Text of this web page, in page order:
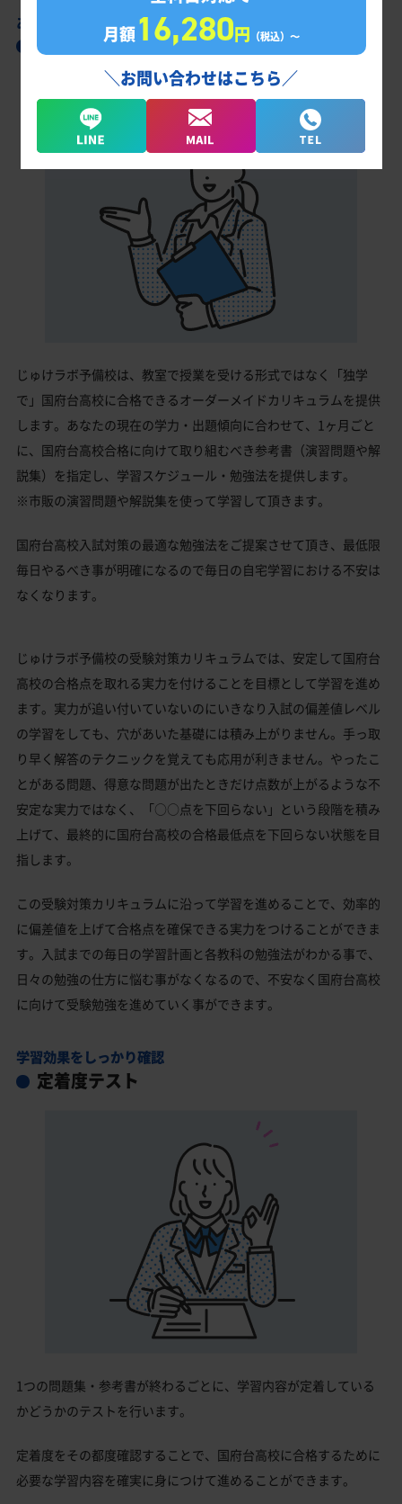
あなただけの学習計画だから成果が出る！
国府台高校合格に向けた受験対策カリキュラ
じゅけラボ予備校は、教室で授業を受ける形式ではなく「独学
で」国府台高校に合格できるオーダーメイドカリキュラムを提供
します。あなたの現在の学力・出題傾向に合わせて、1ヶ月ごと
に、国府台高校合格に向けて取り組むべき参考書（演習問題や解
説集）を指定し、学習スケジュール・勉強法を提供します。
※市販の演習問題や解説集を使って学習して頂きます。
国府台高校入試対策の最適な勉強法をご提案させて頂き、最低限
毎日やるべき事が明確になるので毎日の自宅学習における不安は
なくなります。
じゅけラボ予備校の受験対策カリキュラムでは、安定して国府台
高校の合格点を取れる実力を付けることを目標として学習を進め
ます。実力が追い付いていないのにいきなり入試の偏差値レベル
の学習をしても、穴があいた基礎には積み上がりません。手っ取
り早く解答のテクニックを覚えても応用が利きません。やったこ
とがある問題、得意な問題が出たときだけ点数が上がるような不
安定な実力ではなく、「○○点を下回らない」という段階を積み
上げて、最終的に国府台高校の合格最低点を下回らない状態を目
指します。
この受験対策カリキュラムに沿って学習を進めることで、効率的
に偏差値を上げて合格点を確保できる実力をつけることができま
す。入試までの毎日の学習計画と各教科の勉強法がわかる事で、
日々の勉強の仕方に悩む事がなくなるので、不安なく国府台高校
に向けて受験勉強を進めていく事ができます。
学習効果をしっかり確認
定着度テスト
1つの問題集・参考書が終わるごとに、学習内容が定着している
かどうかのテストを行います。
定着度をその都度確認することで、国府台高校に合格するために
必要な学習内容を確実に身につけて進めることができます。
月額16,280円 （税込）〜
＼お問い合わせはこちら／